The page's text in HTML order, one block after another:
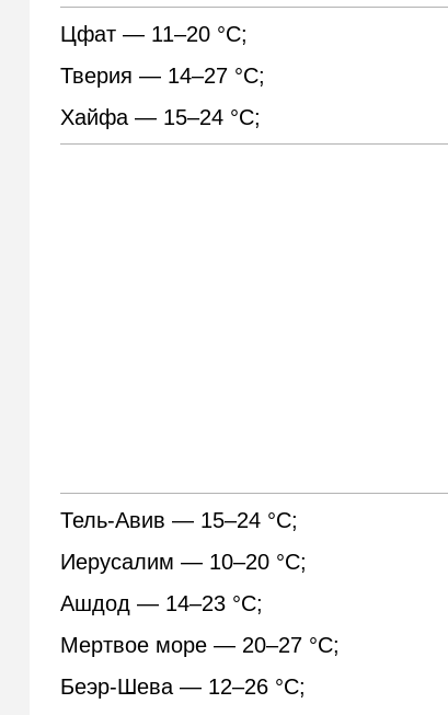
Цфат — 11–20 °С;
Тверия — 14–27 °С;
Хайфа — 15–24 °С;
Тель-Авив — 15–24 °С;
Иерусалим — 10–20 °С;
Ашдод — 14–23 °С;
Мертвое море — 20–27 °С;
Беэр-Шева — 12–26 °С;